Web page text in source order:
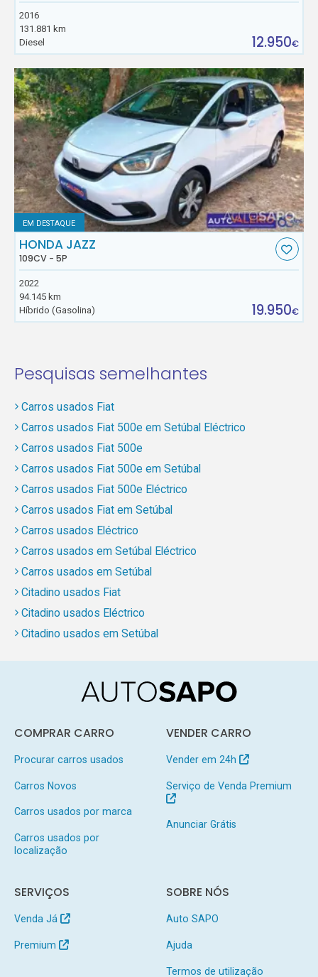
2016
131.881 km
Diesel
12.950€
EM DESTAQUE
HONDA JAZZ
109CV - 5P
2022
94.145 km
Híbrido (Gasolina)
19.950€
Pesquisas semelhantes
Carros usados Fiat
Carros usados Fiat 500e em Setúbal Eléctrico
Carros usados Fiat 500e
Carros usados Fiat 500e em Setúbal
Carros usados Fiat 500e Eléctrico
Carros usados Fiat em Setúbal
Carros usados Eléctrico
Carros usados em Setúbal Eléctrico
Carros usados em Setúbal
Citadino usados Fiat
Citadino usados Eléctrico
Citadino usados em Setúbal
COMPRAR CARRO
Procurar carros usados
Carros Novos
Carros usados por marca
Carros usados por
localização
VENDER CARRO
Vender em 24h
Serviço de Venda Premium
Anunciar Grátis
SERVIÇOS
Venda Já
Premium
SOBRE NÓS
Auto SAPO
Ajuda
Termos de utilização